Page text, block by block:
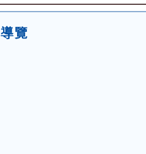
覽